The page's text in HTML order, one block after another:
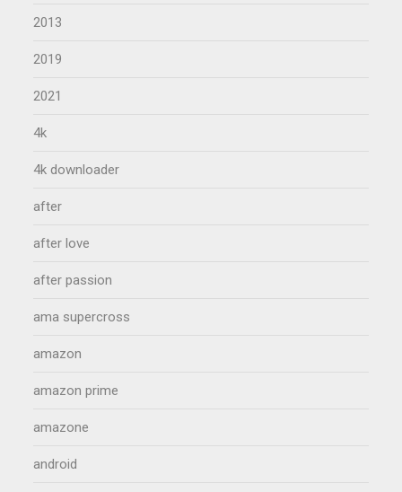
2013
2019
2021
4k
4k downloader
after
after love
after passion
ama supercross
amazon
amazon prime
amazone
android